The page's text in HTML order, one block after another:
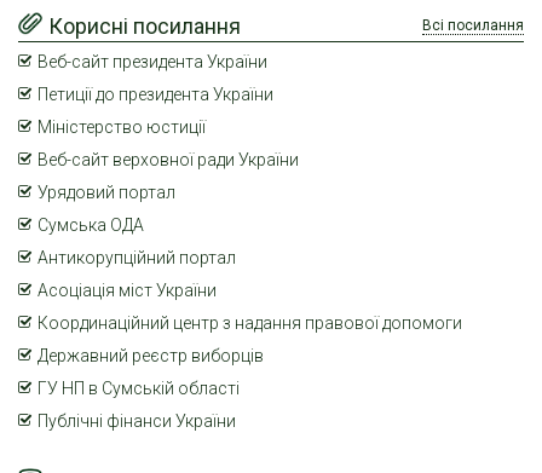
Корисні посилання Всі посилання
Веб-сайт президента України
Петиції до президента України
Міністерство юстиції
Веб-сайт верховної ради України
Урядовий портал
Сумська ОДА
Антикорупційний портал
Асоціація міст України
Координаційний центр з надання правової допомоги
Державний реєстр виборців
ГУ НП в Сумській області
Публічні фінанси України